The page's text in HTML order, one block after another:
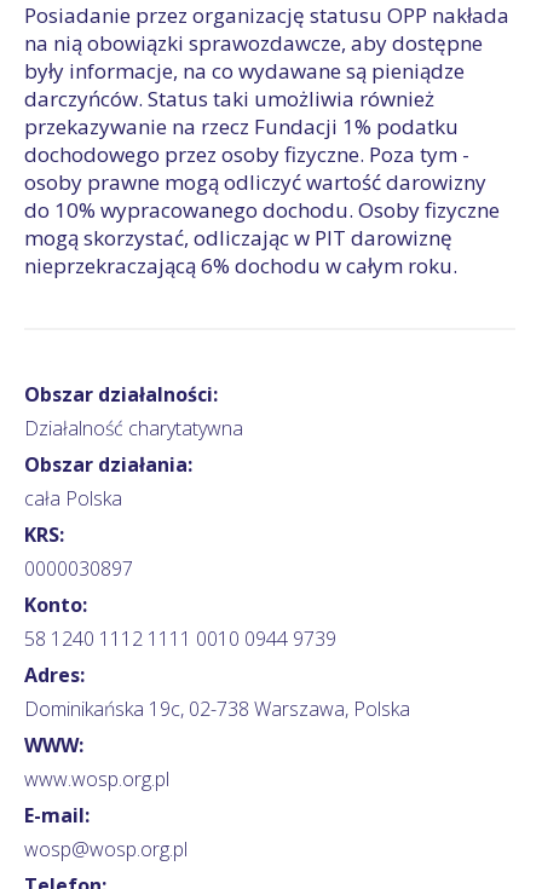
Posiadanie przez organizację statusu OPP nakłada
na nią obowiązki sprawozdawcze, aby dostępne
były informacje, na co wydawane są pieniądze
darczyńców. Status taki umożliwia również
przekazywanie na rzecz Fundacji 1% podatku
dochodowego przez osoby fizyczne. Poza tym -
osoby prawne mogą odliczyć wartość darowizny
do 10% wypracowanego dochodu. Osoby fizyczne
mogą skorzystać, odliczając w PIT darowiznę
nieprzekraczającą 6% dochodu w całym roku.
Obszar działalności:
Działalność charytatywna
Obszar działania:
cała Polska
KRS:
0000030897
Konto:
58 1240 1112 1111 0010 0944 9739
Adres:
Dominikańska 19c, 02-738 Warszawa, Polska
WWW:
www.wosp.org.pl
E-mail:
wosp@wosp.org.pl